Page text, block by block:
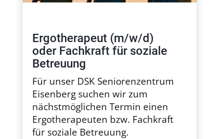
Ergotherapeut (m/w/d)
oder Fachkraft für soziale
Betreuung
Für unser DSK Seniorenzentrum
Eisenberg suchen wir zum
nächstmöglichen Termin einen
Ergotherapeuten bzw. Fachkraft
für soziale Betreuung.